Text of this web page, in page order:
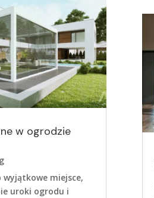
w ogrodzie
miejsce,
uroki ogrodu i